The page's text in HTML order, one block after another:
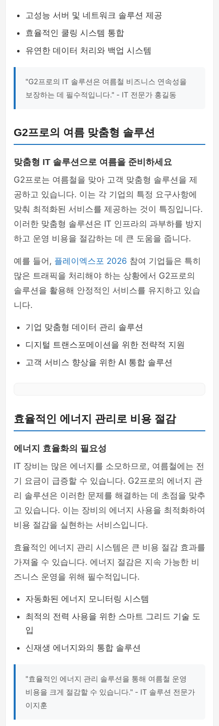
고성능 서버 및 네트워크 솔루션 제공
효율적인 쿨링 시스템 통합
유연한 데이터 처리와 백업 시스템
"G2프로의 IT 솔루션은 여름철 비즈니스 연속성을
보장하는 데 필수적입니다." - IT 전문가 홍길동
G2프로의 여름 맞춤형 솔루션
맞춤형 IT 솔루션으로 여름을 준비하세요
G2프로는 여름철을 맞아 고객 맞춤형 솔루션을 제
공하고 있습니다. 이는 각 기업의 특정 요구사항에
맞춰 최적화된 서비스를 제공하는 것이 특징입니다.
이러한 맞춤형 솔루션은 IT 인프라의 과부하를 방지
하고 운영 비용을 절감하는 데 큰 도움을 줍니다.
예를 들어, 플레이엑스포 2026 참여 기업들은 특히
많은 트래픽을 처리해야 하는 상황에서 G2프로의
솔루션을 활용해 안정적인 서비스를 유지하고 있습
니다.
기업 맞춤형 데이터 관리 솔루션
디지털 트랜스포메이션을 위한 전략적 지원
고객 서비스 향상을 위한 AI 통합 솔루션
효율적인 에너지 관리로 비용 절감
에너지 효율화의 필요성
IT 장비는 많은 에너지를 소모하므로, 여름철에는 전
기 요금이 급증할 수 있습니다. G2프로의 에너지 관
리 솔루션은 이러한 문제를 해결하는 데 초점을 맞추
고 있습니다. 이는 장비의 에너지 사용을 최적화하여
비용 절감을 실현하는 서비스입니다.
효율적인 에너지 관리 시스템은 큰 비용 절감 효과를
가져올 수 있습니다. 에너지 절감은 지속 가능한 비
즈니스 운영을 위해 필수적입니다.
자동화된 에너지 모니터링 시스템
최적의 전력 사용을 위한 스마트 그리드 기술 도
입
신재생 에너지와의 통합 솔루션
"효율적인 에너지 관리 솔루션을 통해 여름철 운영
비용을 크게 절감할 수 있습니다." - IT 솔루션 전문가
이지훈